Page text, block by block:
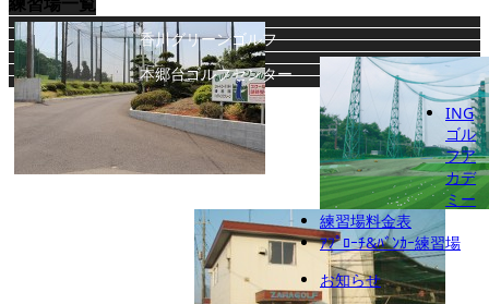
香川グリーンゴルフ
本郷台ゴルフセンター
ING
ゴル
フア
カデ
ミー
練習場料金表
ｱﾌﾟﾛｰﾁ&ﾊﾞﾝｶｰ練習場
お知らせ